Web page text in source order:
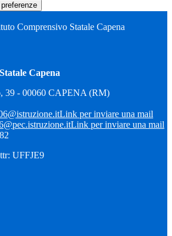
Comprensivo Statale Capena
Capena
39 - 00060 CAPENA (RM)
Link per inviare una mail
Link per inviare una mail
UFFJE9